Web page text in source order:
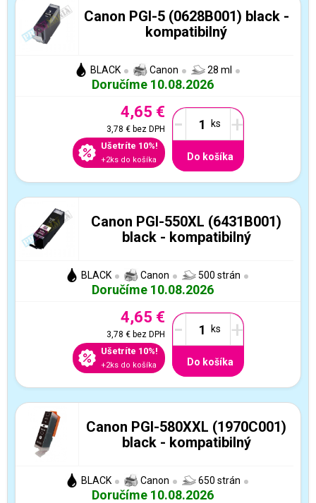
Canon PGI-5 (0628B001) black -
kompatibilný
BLACK Canon 28 ml
Doručíme 10.08.2026
4,65 €
3,78 €bez DPH
Ušetríte 10%!
+2ks do košíka
- +
Do košíka
Canon PGI-550XL (6431B001)
black - kompatibilný
BLACK Canon 500 strán
Doručíme 10.08.2026
4,65 €
3,78 €bez DPH
Ušetríte 10%!
+2ks do košíka
- +
Do košíka
Canon PGI-580XXL (1970C001)
black - kompatibilný
BLACK Canon 650 strán
Doručíme 10.08.2026